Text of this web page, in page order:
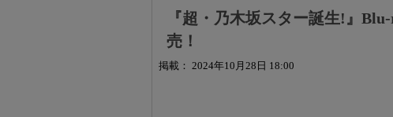
『超・乃木坂スター誕生!』
売！
掲載： 2024年10月28日 18:00